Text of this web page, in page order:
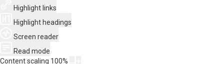
Highlight links
Highlight headings
Screen reader
Read mode
Content scaling 100%